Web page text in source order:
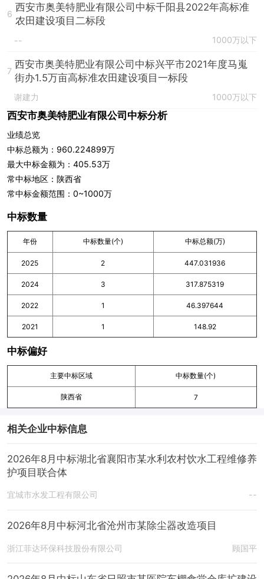
6
西安市奥美特肥业有限公司中标千阳县2022年高标准
农田建设项目二标段
-- 1000万以下
7
西安市奥美特肥业有限公司中标兴平市2021年度马嵬
街办1.5万亩高标准农田建设项目一标段
谢建力 1000万以下
西安市奥美特肥业有限公司中标分析
业绩总览
中标总额为：960.224899万
最大中标金额为：405.53万
常中标地区：陕西省
常中标金额范围：0~1000万
中标数量
年份 中标数量(个) 中标总额(万)
2025 2 447.031936
2024 3 317.875319
2022 1 46.397644
2021 1 148.92
中标偏好
主要中标区域 中标数量(个)
陕西省 7
相关企业中标信息
2026年8月中标湖北省襄阳市某水利农村饮水工程维修养
护项目联合体
宜城市水发工程有限公司 --
2026年8月中标河北省沧州市某除尘器改造项目
浙江菲达环保科技股份有限公司 顾国平